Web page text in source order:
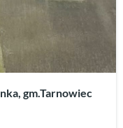
gm.Tarnowiec